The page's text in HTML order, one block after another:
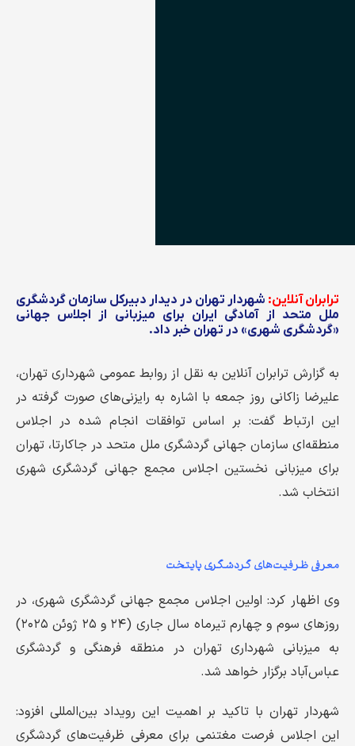
ترابران آنلاین: شهردار تهران در دیدار دبیرکل سازمان گردشگری
ملل متحد از آمادگی ایران برای میزبانی از اجلاس جهانی
«گردشگری شهری» در تهران خبر داد.
به گزارش ترابران آنلاین به نقل از روابط عمومی شهرداری تهران،
علیرضا زاکانی روز جمعه با اشاره به رایزنی‌های صورت‌ گرفته در
این ارتباط گفت: بر اساس توافقات انجام شده در اجلاس
منطقه‌ای سازمان جهانی گردشگری ملل متحد در جاکارتا، تهران
برای میزبانی نخستین اجلاس مجمع جهانی گردشگری شهری
انتخاب شد.
معرفی ظرفیت‌های گردشگری پایتخت
وی اظهار کرد: اولین اجلاس مجمع جهانی گردشگری شهری، در
روزهای سوم و چهارم تیرماه سال جاری (۲۴ و ۲۵ ژوئن ۲۰۲۵)
به میزبانی شهرداری تهران در منطقه فرهنگی و گردشگری
عباس‌آباد برگزار خواهد شد.
شهردار تهران با تاکید بر اهمیت این رویداد بین‌المللی افزود:
این اجلاس فرصت مغتنمی برای معرفی ظرفیت‌های گردشگری